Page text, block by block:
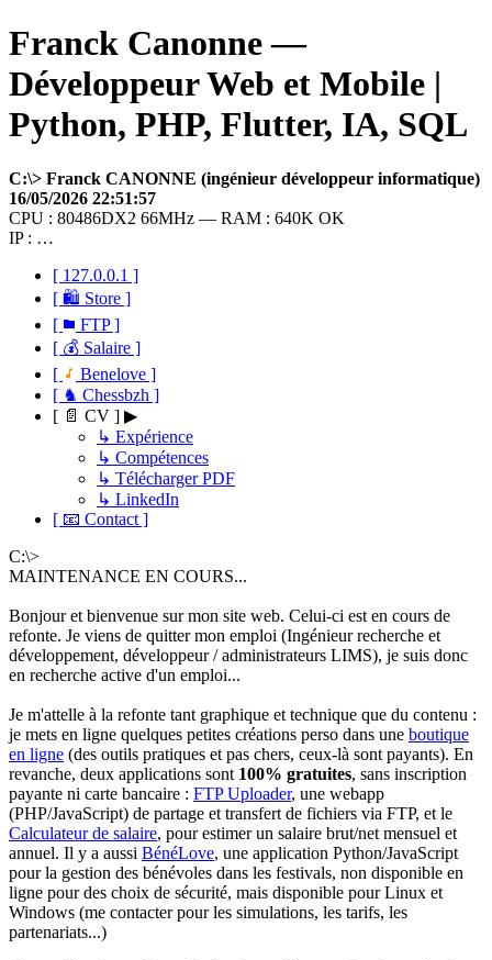
Franck Canonne —
Développeur Web et Mobile |
Python, PHP, Flutter, IA, SQL
C:\> Franck CANONNE (ingénieur développeur informatique)
16/05/2026 22:51:57
CPU : 80486DX2 66MHz — RAM : 640K OK
IP : …
[ 127.0.0.1 ]
[ 🛍 Store ]
[
FTP ]
[ 💰 Salaire ]
[
Benelove ]
[ ♞ Chessbzh ]
[ 📄 CV ] ▶
↳ Expérience
↳ Compétences
↳ Télécharger PDF
↳ LinkedIn
[ 📧 Contact ]
C:\>
MAINTENANCE EN COURS...
Bonjour et bienvenue sur mon site web. Celui-ci est en cours de
refonte. Je viens de quitter mon emploi (Ingénieur recherche et
développement, développeur / administrateurs LIMS), je suis donc
en recherche active d'un emploi...
Je m'attelle à la refonte tant graphique et technique que du contenu :
je mets en ligne quelques petites créations perso dans une boutique
en ligne (des outils pratiques et pas chers, ceux-là sont payants). En
revanche, deux applications sont 100% gratuites, sans inscription
payante ni carte bancaire : FTP Uploader, une webapp
(PHP/JavaScript) de partage et transfert de fichiers via FTP, et le
Calculateur de salaire, pour estimer un salaire brut/net mensuel et
annuel. Il y a aussi BénéLove, une application Python/JavaScript
pour la gestion des bénévoles dans les festivals, non disponible en
ligne pour des choix de sécurité, mais disponible pour Linux et
Windows (me contacter pour les simulations, les tarifs, les
partenariats...)